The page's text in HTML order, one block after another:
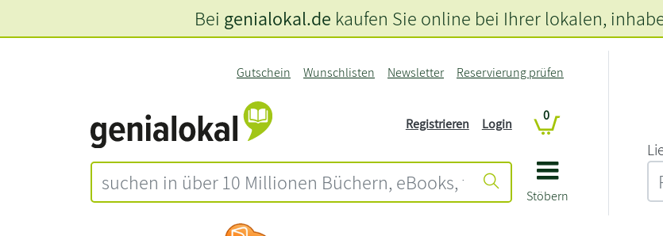
Stöbern
Gutschein Wunschlisten Newsletter Reservierung prüfen
Registrieren Login
0
Bei genialokal.de kaufen Sie online bei Ihrer lokalen,